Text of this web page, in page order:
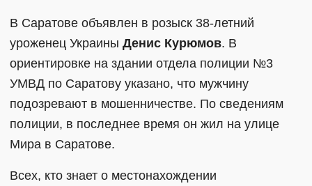
В Саратове объявлен в розыск 38-летний
уроженец Украины Денис Курюмов. В
ориентировке на здании отдела полиции №3
УМВД по Саратову указано, что мужчину
подозревают в мошенничестве. По сведениям
полиции, в последнее время он жил на улице
Мира в Саратове.
Всех, кто знает о местонахождении